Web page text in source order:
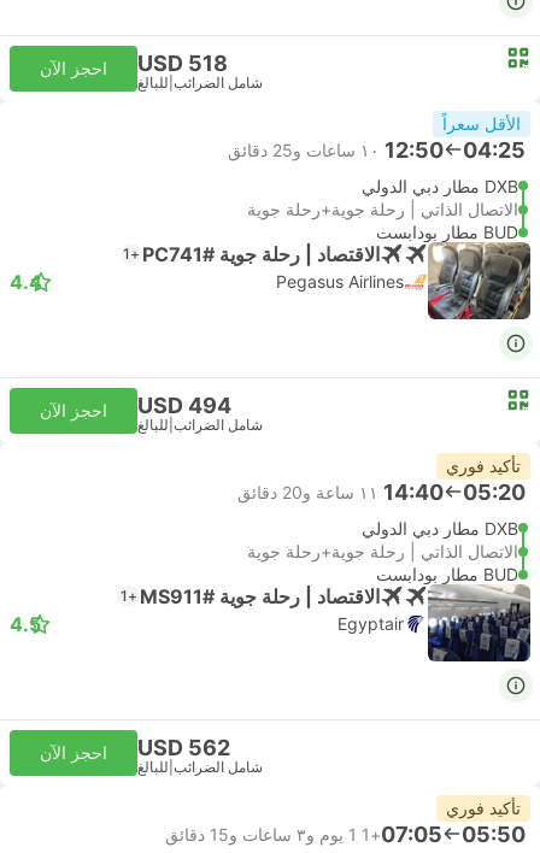
USD 518
شامل الضرائب للبالغ
احجز الآن
الأقل سعراً
04:25
12:50 ١٠ ساعات و‫25 دقائق
DXB مطار دبي الدولي
الاتصال الذاتي | رحلة جوية+رحلة جوية
BUD مطار بودابست
الاقتصاد | رحلة جوية #PC741 +1
Pegasus Airlines
4.4
USD 494
شامل الضرائب للبالغ
احجز الآن
تأكيد فوري
05:20
14:40 ١١ ساعة و‫20 دقائق
DXB مطار دبي الدولي
الاتصال الذاتي | رحلة جوية+رحلة جوية
BUD مطار بودابست
الاقتصاد | رحلة جوية #MS911 +1
Egyptair
4.5
USD 562
شامل الضرائب للبالغ
احجز الآن
تأكيد فوري
05:50
07:05
+1
1 يوم و٣ ساعات و‫15 دقائق